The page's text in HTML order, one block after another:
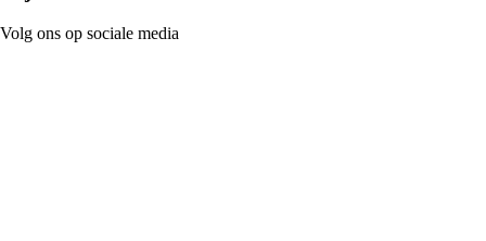
Volg ons op sociale media